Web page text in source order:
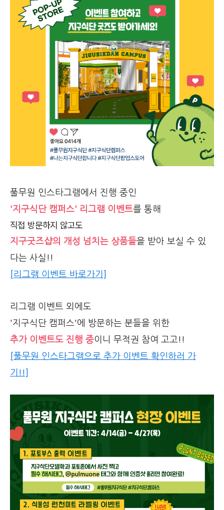
풀무원 인스타그램에서 진행 중인
'지구식단 캠퍼스' 리그램 이벤트를 통해
직접 방문하지 않고도
지구굿즈샵의 개성 넘치는 상품들을 받아 보실 수 있
다는 사실!!
[리그램 이벤트 바로가기]
리그램 이벤트 외에도
'지구식단 캠퍼스'에 방문하는 분들을 위한
추가 이벤트도 진행 중이니 무적권 참여 고고!!
[풀무원 인스타그램으로 추가 이벤트 확인하러 가
기!!]